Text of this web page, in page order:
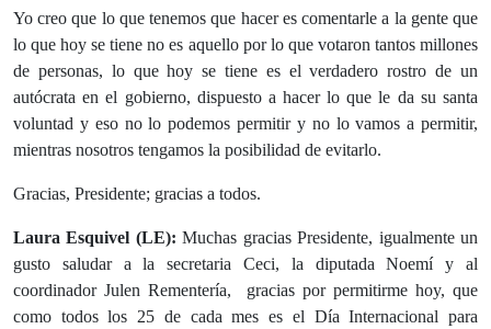
Yo creo que lo que tenemos que hacer es comentarle a la gente que
lo que hoy se tiene no es aquello por lo que votaron tantos millones
de personas, lo que hoy se tiene es el verdadero rostro de un
autócrata en el gobierno, dispuesto a hacer lo que le da su santa
voluntad y eso no lo podemos permitir y no lo vamos a permitir,
mientras nosotros tengamos la posibilidad de evitarlo.
Gracias, Presidente; gracias a todos.
Laura Esquivel (LE): Muchas gracias Presidente, igualmente un
gusto saludar a la secretaria Ceci, la diputada Noemí y al
coordinador Julen Rementería, gracias por permitirme hoy, que
como todos los 25 de cada mes es el Día Internacional para